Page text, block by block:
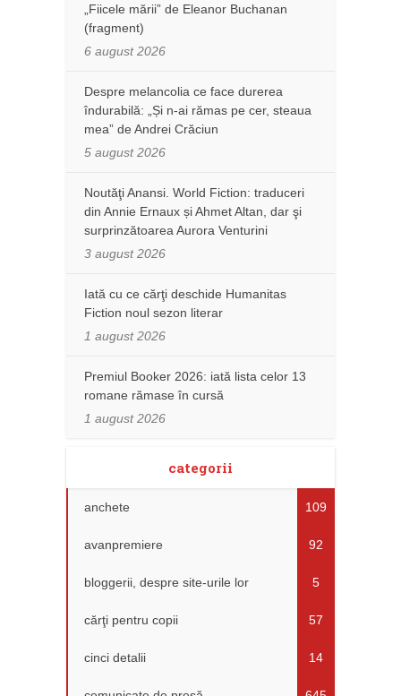
„Fiicele mării” de Eleanor Buchanan
(fragment)
6 august 2026
Despre melancolia ce face durerea
îndurabilă: „Și n-ai rămas pe cer, steaua
mea” de Andrei Crăciun
5 august 2026
Noutăţi Anansi. World Fiction: traduceri
din Annie Ernaux și Ahmet Altan, dar şi
surprinzătoarea Aurora Venturini
3 august 2026
Iată cu ce cărţi deschide Humanitas
Fiction noul sezon literar
1 august 2026
Premiul Booker 2026: iată lista celor 13
romane rămase în cursă
1 august 2026
categorii
anchete 109
avanpremiere 92
bloggerii, despre site-urile lor 5
cărţi pentru copii 57
cinci detalii 14